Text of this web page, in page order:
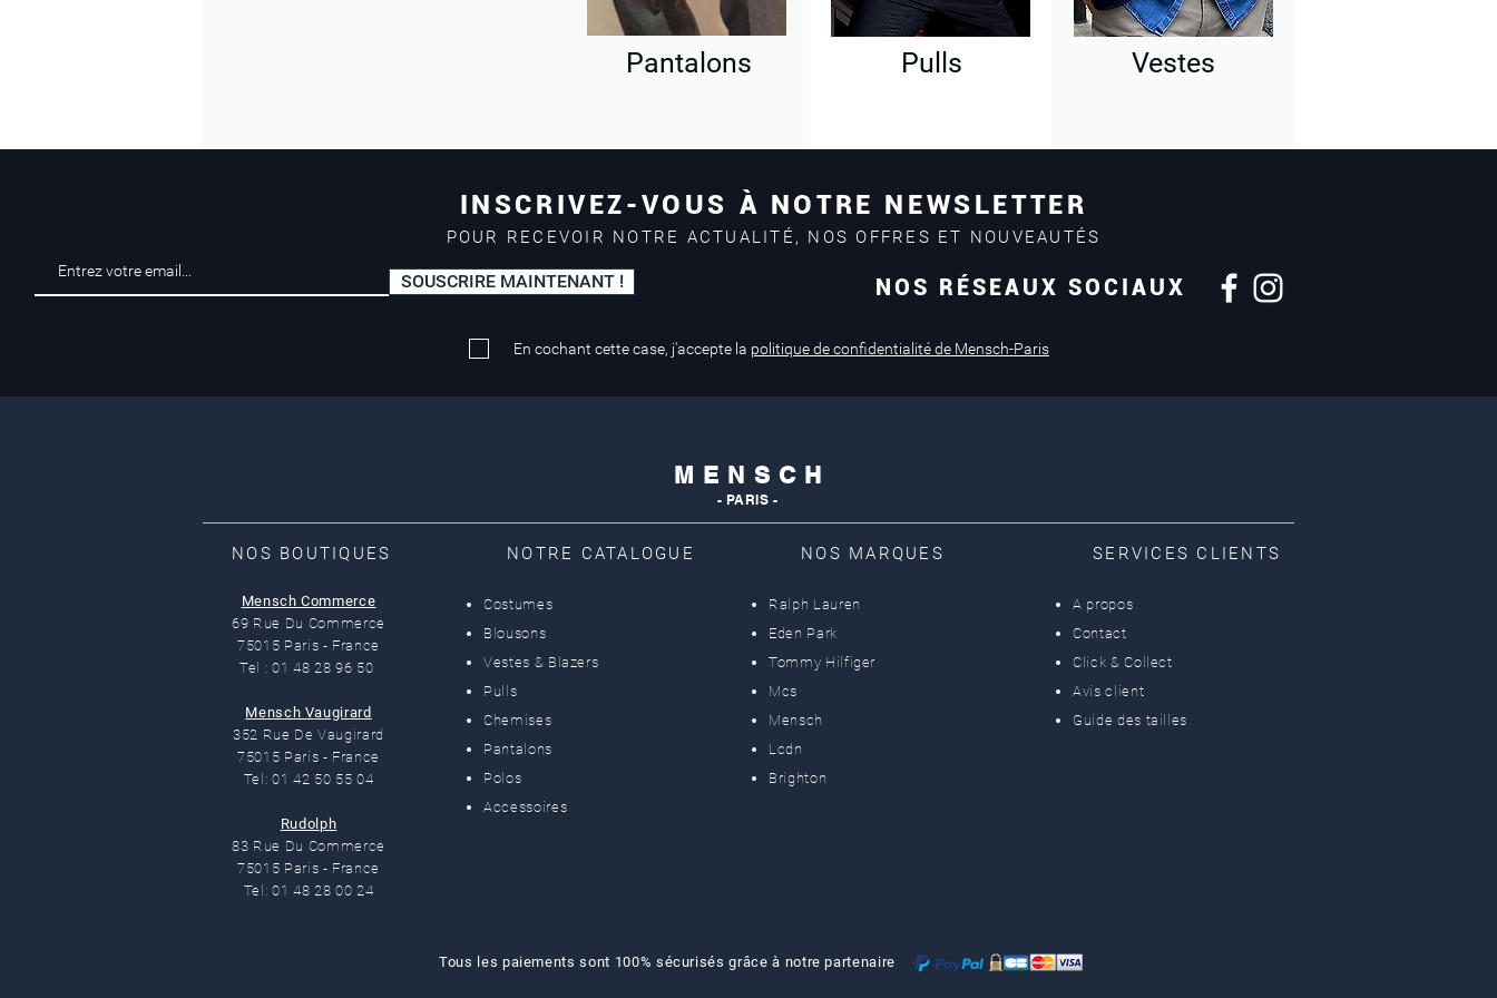
Pantalons Pulls Vestes
Mastercard, Visa
en magasin
INSCRIVEZ-VOUS À NOTRE NEWSLETTER
POUR RECEVOIR NOTRE ACTUALITÉ, NOS OFFRES ET NOUVEAUTÉS
SOUSCRIRE MAINTENANT ! NOS RÉSEAUX SOCIAUX
En cochant cette case, j'accepte la politique de confidentialité de Mensch-Paris
M E N S C H
- PARIS -
NOS BOUTIQUES
Mensch Commerce
69 Rue Du Commerce
75015 Paris - France
Tel : 01 48 28 96 50
Mensch Vaugirard
352 Rue De Vaugirard
75015 Paris - France
Tel: 01 42 50 55 04
Rudolph
83 Rue Du Commerce
75015 Paris - France
Tel: 01 48 28 00 24
NOTRE CATALOGUE
Costumes
Blousons
Vestes & Blazers
Pulls
Chemises
Pantalons
Polos
Accessoires
NOS MARQUES
Ralph Lauren
Eden Park
Tommy Hilfiger
Mcs
Mensch
Lcdn
Brighton
SERVICES CLIENTS
A propos
Contact
Click & Collect
Avis client
Guide des tailles
Tous les paiements sont 100% sécurisés grâce à notre partenaire